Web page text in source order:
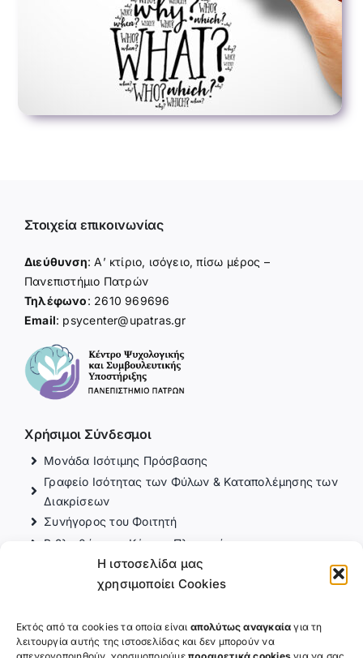
Η ιστοσελίδα μας
χρησιμοποίει Cookies
Εκτός από τα cookies τα οποία είναι απολύτως αναγκαία για τη
λειτουργία αυτής της ιστοσελίδας και δεν μπορούν να
Στοιχεία επικοινωνίας
Διεύθυνση: Α’ κτίριο, ισόγειο, πίσω μέρος –
Πανεπιστήμιο Πατρών
Τηλέφωνο: 2610 969696
Email: psycenter@upatras.gr
Χρήσιμοι Σύνδεσμοι
Μονάδα Ισότιμης Πρόσβασης
Γραφείο Ισότητας των Φύλων & Καταπολέμησης των
Διακρίσεων
Συνήγορος του Φοιτητή
Βιβλιοθήκη και Κέντρο Πληροφόρησης
Πανεπιστημιακό Γυμναστήριο
Διεύθυνση Φοιτητικής Μέριμνας
Χρήσιμοι Σύνδεσμοι